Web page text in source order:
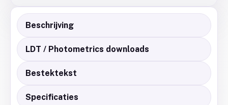
Beschrijving
LDT / Photometrics downloads
Bestektekst
Specificaties